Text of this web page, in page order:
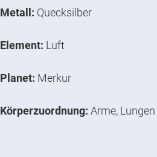
Metall: Quecksilber
Element: Luft
Planet: Merkur
Körperzuordnung: Arme, Lungen